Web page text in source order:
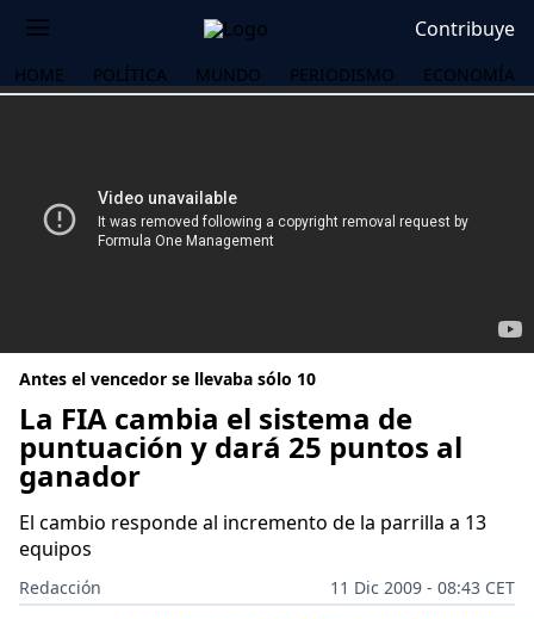
Contribuye
HOME POLÍTICA MUNDO PERIODISMO ECONOMÍA
Antes el vencedor se llevaba sólo 10
La FIA cambia el sistema de
puntuación y dará 25 puntos al
ganador
El cambio responde al incremento de la parrilla a 13
equipos
Redacción
11 Dic 2009 - 08:43 CET